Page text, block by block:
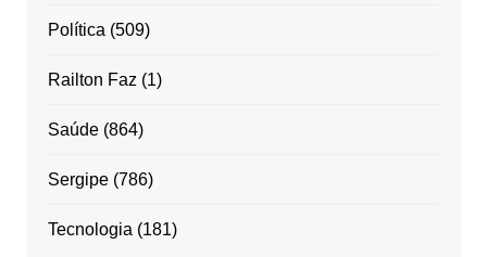
Política (509)
Railton Faz (1)
Saúde(864)
Sergipe(786)
Tecnologia (181)